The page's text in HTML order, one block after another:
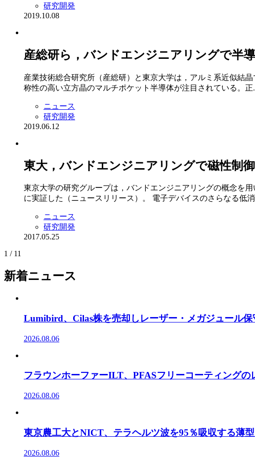
研究開発
2019.10.08
産総研ら，バンドエンジニアリングで半
産業技術総合研究所（産総研）と東京大学は，アルミ系近似結
称性の高い立方晶のマルチポケット半導体が注目されている。正
ニュース
研究開発
2019.06.12
東大，バンドエンジニアリングで磁性制
東京大学の研究グループは，バンドエンジニアリングの概念を
に実証した（ニュースリリース）。 電子デバイスのさらなる低
ニュース
研究開発
2017.05.25
1 / 11
新着ニュース
Lumibird、Cilas株を売却しレーザー・メガジュール保
2026.08.06
フラウンホーファーILT、PFASフリーコーティングの
2026.08.06
東京農工大とNICT、テラヘルツ波を95％吸収する薄
2026.08.06